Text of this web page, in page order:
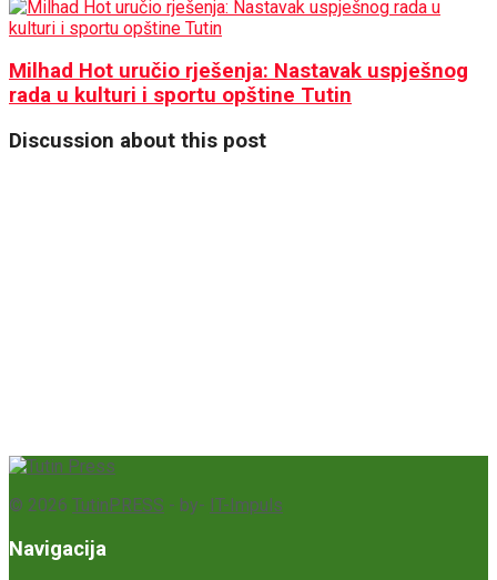
Milhad Hot uručio rješenja: Nastavak uspješnog
rada u kulturi i sportu opštine Tutin
Discussion about this post
© 2026 TutinPRESS - by- IT-Impuls
Navigacija